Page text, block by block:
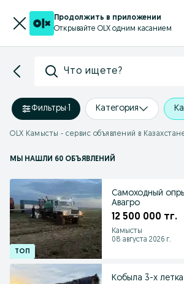
Продолжить в приложении
Открывайте OLX одним касанием
Что ищете?
Фильтры·1 Категория
OLX Камысты - сервис объявлений в
МЫ НАШЛИ 60 ОБЪЯВЛЕНИЙ
Самоходный
Авагро
12 500 000 тг.
Камысты
08 августа 2026 г.
Кобыла 3-х летка